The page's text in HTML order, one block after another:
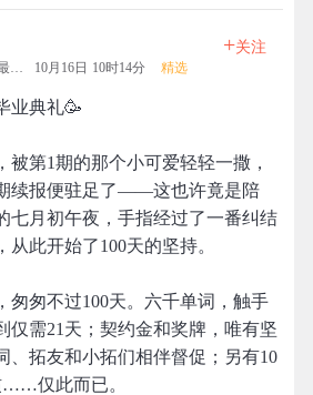
爱学习的人儿最最可爱 10月16日 10时14分 精选
+关注
业典礼🥳
被第1期的那个小可爱轻轻一撒，
续报便驻足了——这也许竟是陪
七月初午夜，手指经过了一番纠结
此开始了100天的坚持。
匆匆不过100天。六千单词，触手
仅需21天；契约金和奖牌，唯有坚
、拓友和小拓们相伴督促；另有10
……仅此而已。